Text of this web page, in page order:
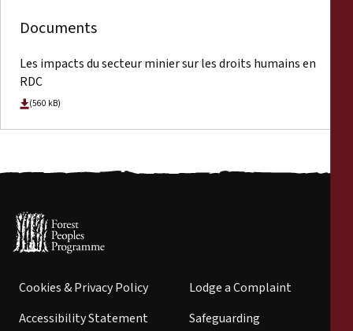
Documents
Les impacts du secteur minier sur les droits humains en
RDC
(560 kB)
Cookies & Privacy Policy
Accessibility Statement
Lodge a Complaint
Safeguarding